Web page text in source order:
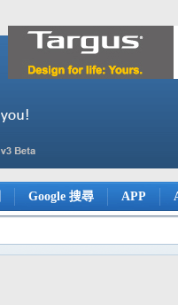
Google 搜尋 APP